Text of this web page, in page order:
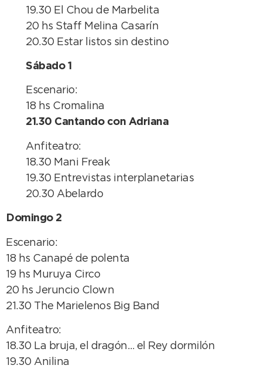
19.30 El Chou de Marbelita
20 hs Staff Melina Casarín
20.30 Estar listos sin destino
Sábado 1
Escenario:
18 hs Cromalina
21.30 Cantando con Adriana
Anfiteatro:
18.30 Mani Freak
19.30 Entrevistas interplanetarias
20.30 Abelardo
Domingo 2
Escenario:
18 hs Canapé de polenta
19 hs Muruya Circo
20 hs Jeruncio Clown
21.30 The Marielenos Big Band
Anfiteatro:
18.30 La bruja, el dragón… el Rey dormilón
19.30 Anilina